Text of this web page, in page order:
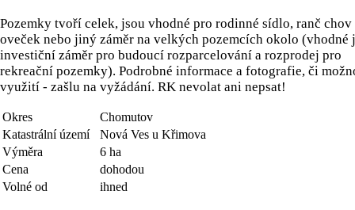
Pozemky tvoří celek, jsou vhodné pro rodinné sídlo, ranč
oveček nebo jiný záměr na velkých pozemcích okolo (vhodné
investiční záměr pro budoucí rozparcelování a rozprodej pro
rekreační pozemky). Podrobné informace a fotografie, či
využití - zašlu na vyžádání. RK nevolat ani nepsat!
Okres
Chomutov
Katastrální území
Nová Ves u Křimova
Výměra
6 ha
Cena
dohodou
Volné od
ihned